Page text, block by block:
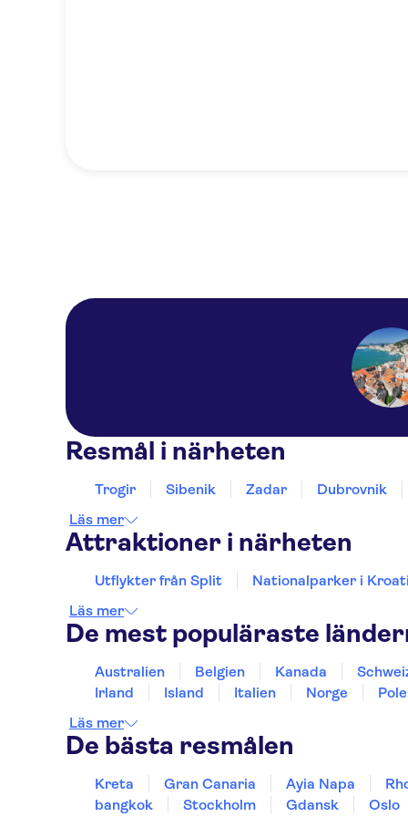
Resmål i närheten
Trogir Sibenik Zadar Dubrovnik
Läs mer
Attraktioner i närheten
Utflykter från Split Nationalparker i
Läs mer
De mest populäraste
Australien Belgien Kanada
Irland
Island Italien Norge
Läs mer
De bästa resmålen
Kreta Gran Canaria Ayia Napa
bangkok
Stockholm Gdansk Oslo